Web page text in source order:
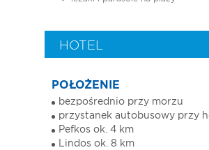
HOTEL
POŁOŻENIE
bezpośrednio przy morzu
przystanek autobusowy przy
Pefkos ok. 4 km
Lindos ok. 8 km